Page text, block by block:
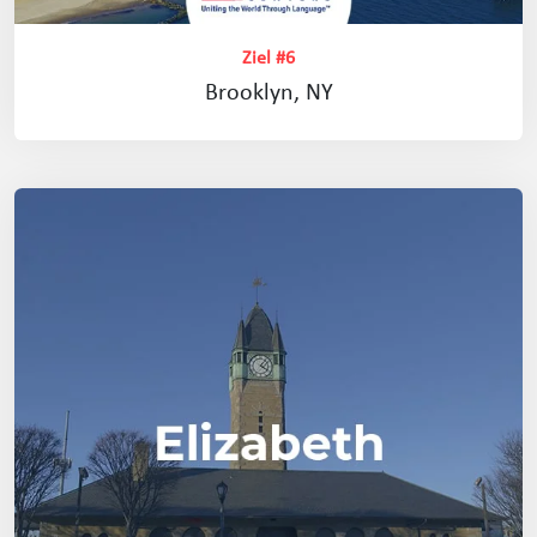
Ziel #6
Brooklyn, NY